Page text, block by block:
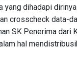
yang dihadapi
crosscheck data-
SK Penerima dari
hal